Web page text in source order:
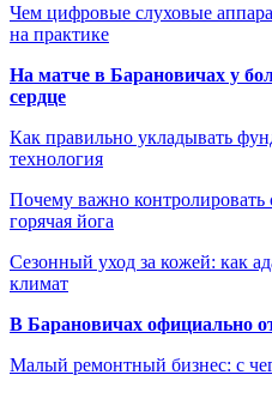
Чем цифровые слуховые
на практике
На матче в Барановичах у
сердце
Как правильно укладывать
технология
Почему важно контролировать
горячая йога
Сезонный уход за кожей: как
климат
В Барановичах официально
Малый ремонтный бизнес: с